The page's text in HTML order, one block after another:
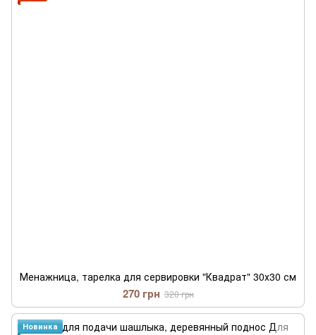
Менажница, тарелка для сервировки "Квадрат" 30х30 см
270 грн 320 грн
Новинка